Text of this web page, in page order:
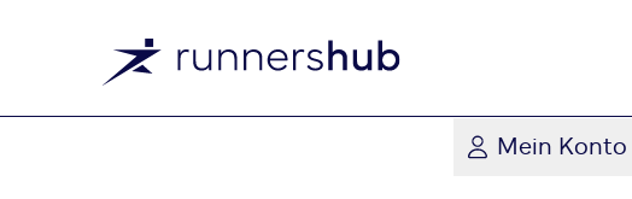
Mein Konto